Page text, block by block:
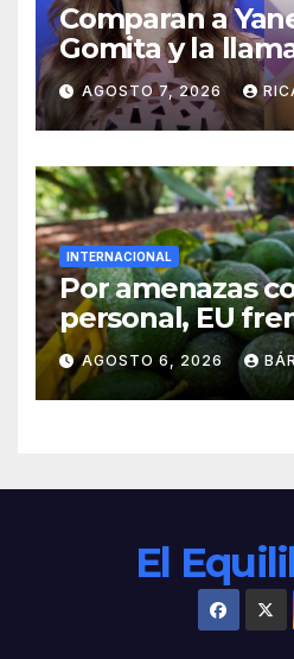
Comparan a
Gomita y la
Premium»
AGOSTO 7, 2026
INTERNACIONAL
Por amenazas
personal, EU
exportación de
AGOSTO 6, 2026
El